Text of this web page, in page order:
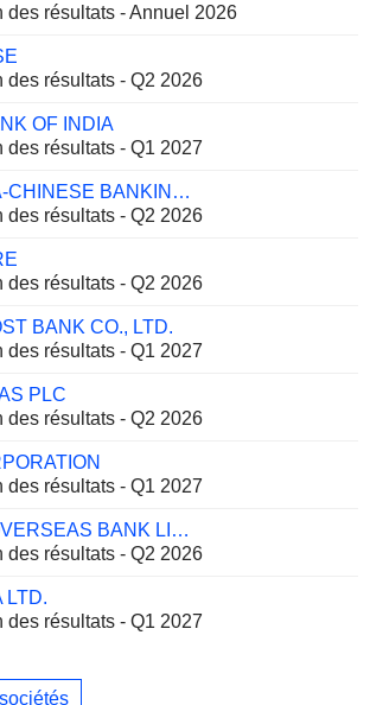
des résultats - Annuel 2026
des résultats - Q2 2026
OF INDIA
des résultats - Q1 2027
OVERSEA-CHINESE BANKING CORPORATION LIMITED
des résultats - Q2 2026
des résultats - Q2 2026
BANK CO., LTD.
des résultats - Q1 2027
PLC
des résultats - Q2 2026
des résultats - Q1 2027
UNITED OVERSEAS BANK LIMITED
des résultats - Q2 2026
LTD.
des résultats - Q1 2027